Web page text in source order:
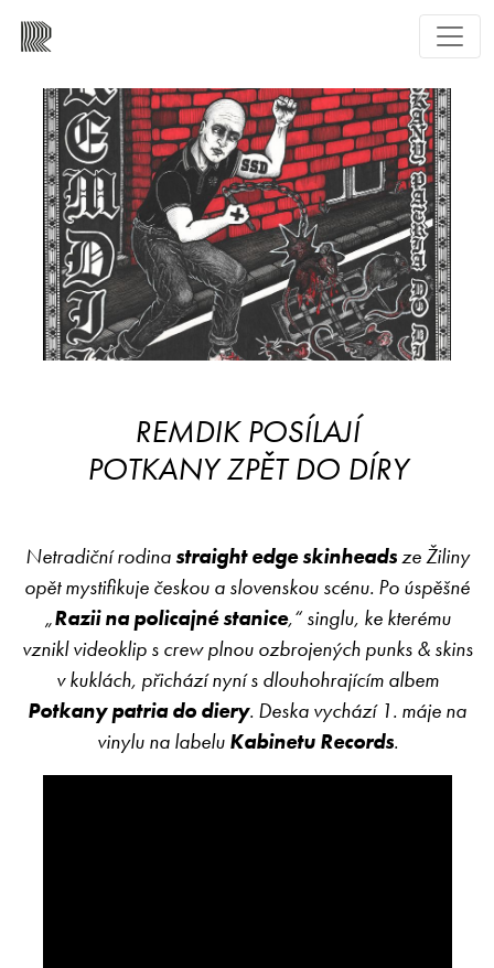
REMDIK POSÍLAJÍ
POTKANY ZPĚT DO DÍRY
Netradiční rodina straight edge skinheadsze Žiliny
opět mystifikuje českou a slovenskou scénu. Po úspěšné
„Razii na policajné stanice,“ singlu, ke kterému
vznikl videoklip s crew plnou ozbrojených punks & skins
v kuklách, přichází nyní s dlouhohrajícím albem
Potkany patria do diery. Deska vychází 1. máje na
vinylu na labelu Kabinetu Records.